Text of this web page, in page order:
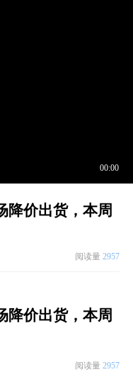
降价出货，本周
阅读量 2957
降价出货，本周
阅读量 2957